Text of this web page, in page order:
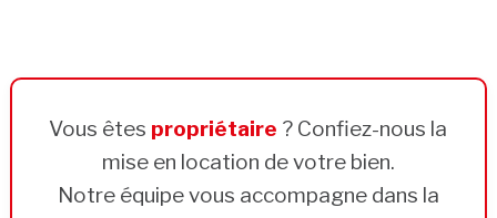
Vous êtes propriétaire ? Confiez-nous la
mise en location de votre bien.
Notre équipe vous accompagne dans la